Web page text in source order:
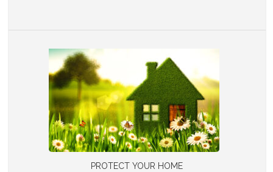
PROTECT YOUR HOME